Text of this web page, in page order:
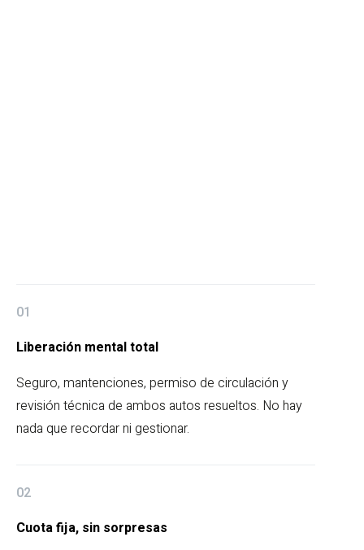
01
Liberación mental total
Seguro, mantenciones, permiso de circulación y
revisión técnica de ambos autos resueltos. No hay
nada que recordar ni gestionar.
02
Cuota fija, sin sorpresas